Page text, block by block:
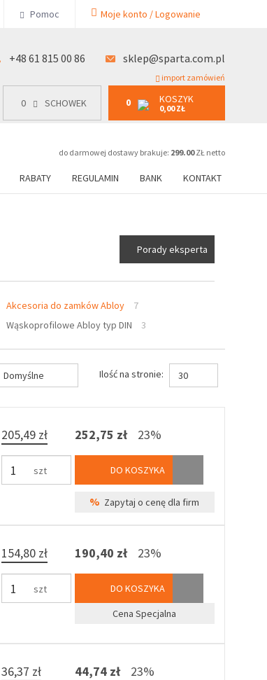
Pomoc Moje konto / Logowanie
+48 61 815 00 86 sklep@sparta.com.pl
import zamówień
0 SCHOWEK 0 KOSZYK
0,00 ZŁ
do darmowej dostawy brakuje: 299.00ZŁ netto
RABATY REGULAMIN BANK KONTAKT
0 SCHOWEK 0 KOSZYK
0,00 ZŁ
Porady eksperta
Akcesoria do zamków Abloy
7
Wąskoprofilowe Abloy typ DIN
3
Domyślne Ilość na stronie: 30
205,49 zł
szt
252,75 zł 23%
DO KOSZYKA
% Zapytaj o cenę dla firm
154,80 zł
szt
190,40 zł 23%
DO KOSZYKA
Cena Specjalna
36,37 zł 44,74 zł 23%